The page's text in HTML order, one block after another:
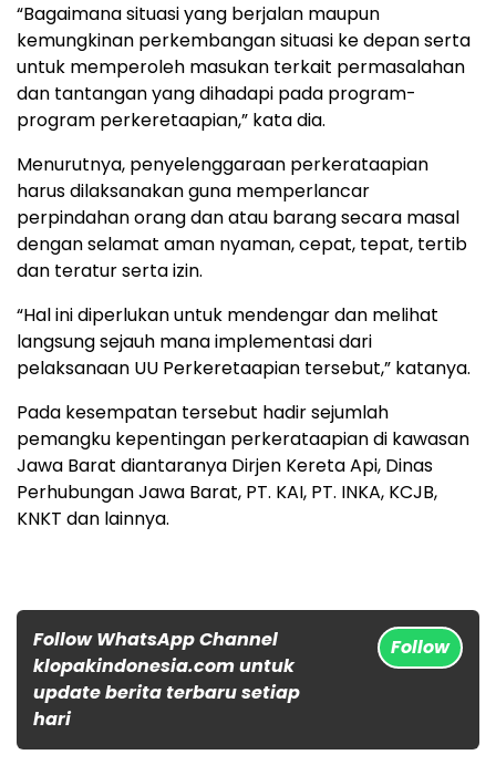
“Bagaimana situasi yang berjalan maupun
kemungkinan perkembangan situasi ke depan serta
untuk memperoleh masukan terkait permasalahan
dan tantangan yang dihadapi pada program-
program perkeretaapian,” kata dia.
Menurutnya, penyelenggaraan perkerataapian
harus dilaksanakan guna memperlancar
perpindahan orang dan atau barang secara masal
dengan selamat aman nyaman, cepat, tepat, tertib
dan teratur serta izin.
“Hal ini diperlukan untuk mendengar dan melihat
langsung sejauh mana implementasi dari
pelaksanaan UU Perkeretaapian tersebut,” katanya.
Pada kesempatan tersebut hadir sejumlah
pemangku kepentingan perkerataapian di kawasan
Jawa Barat diantaranya Dirjen Kereta Api, Dinas
Perhubungan Jawa Barat, PT. KAI, PT. INKA, KCJB,
KNKT dan lainnya.
Follow WhatsApp Channel
klopakindonesia.com untuk
update berita terbaru setiap
hari
Follow